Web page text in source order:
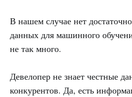
В нашем случае нет
данных для машинного
не так много.
Девелопер не знает честные
конкурентов. Да, есть